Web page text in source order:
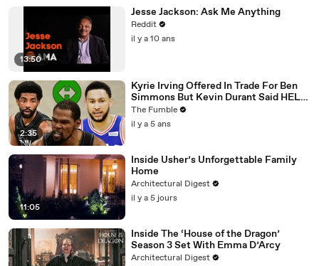
13:50
Jesse Jackson: Ask Me Anything
Reddit
il y a 10 ans
2:35
Kyrie Irving Offered In Trade For Ben
Simmons But Kevin Durant Said HELL
NO, Shut Down Trade
The Fumble
il y a 5 ans
11:05
Inside Usher’s Unforgettable Family
Home
Architectural Digest
il y a 5 jours
Inside The ‘House of the Dragon’
Season 3 Set With Emma D’Arcy
Architectural Digest